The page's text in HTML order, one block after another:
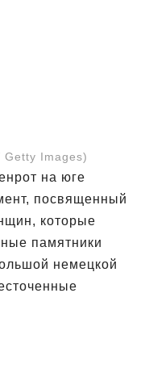
Images)
на юге
посвященный
которые
памятники
немецкой